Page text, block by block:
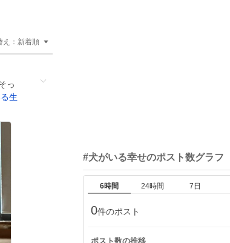
え： 新着順
っ
生
#犬がいる幸せのポスト数グラフ
6時間 24時間 7日
0件のポスト
ポスト数の推移